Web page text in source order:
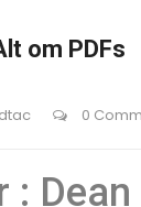
om PDFs
0
: